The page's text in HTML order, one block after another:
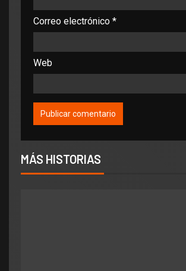
Correo electrónico *
Web
MÁS HISTORIAS